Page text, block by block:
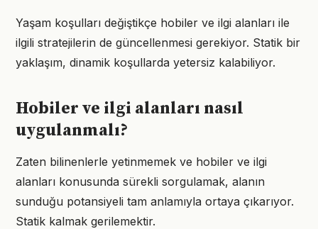
Yaşam koşulları değiştikçe hobiler ve ilgi alanları ile
ilgili stratejilerin de güncellenmesi gerekiyor. Statik bir
yaklaşım, dinamik koşullarda yetersiz kalabiliyor.
Hobiler ve ilgi alanları nasıl
uygulanmalı?
Zaten bilinenlerle yetinmemek ve hobiler ve ilgi
alanları konusunda sürekli sorgulamak, alanın
sunduğu potansiyeli tam anlamıyla ortaya çıkarıyor.
Statik kalmak gerilemektir.